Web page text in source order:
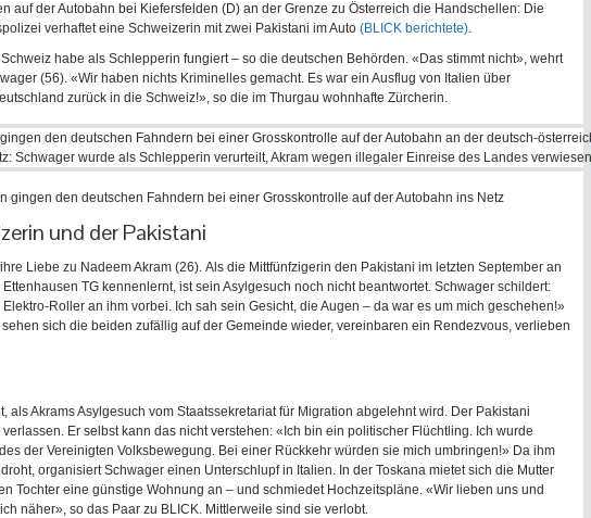
auf der Autobahn bei Kiefersfelden (D) an der Grenze zu Österreich die Handschellen: Die
verhaftet eine Schweizerin mit zwei Pakistani im Auto (BLICK berichtete).
habe als Schlepperin fungiert – so die deutschen Behörden. «Das stimmt nicht», wehrt
(56). «Wir haben nichts Kriminelles gemacht. Es war ein Ausflug von Italien über
zurück in die Schweiz!», so die im Thurgau wohnhafte Zürcherin.
gingen den deutschen Fahndern bei einer Grosskontrolle auf der Autobahn ins Netz
und der Pakistani
ihre Liebe zu Nadeem Akram (26). Als die Mittfünfzigerin den Pakistani im letzten September an
TG kennenlernt, ist sein Asylgesuch noch nicht beantwortet. Schwager schildert:
Roller an ihm vorbei. Ich sah sein Gesicht, die Augen – da war es um mich geschehen!»
sehen sich die beiden zufällig auf der Gemeinde wieder, vereinbaren ein Rendezvous, verlieben
als Akrams Asylgesuch vom Staatssekretariat für Migration abgelehnt wird. Der Pakistani
Er selbst kann das nicht verstehen: «Ich bin ein politischer Flüchtling. Ich wurde
der Vereinigten Volksbewegung. Bei einer Rückkehr würden sie mich umbringen!» Da ihm
organisiert Schwager einen Unterschlupf in Italien. In der Toskana mietet sich die Mutter
Tochter eine günstige Wohnung an – und schmiedet Hochzeitspläne. «Wir lieben uns und
näher», so das Paar zu BLICK. Mittlerweile sind sie verlobt.